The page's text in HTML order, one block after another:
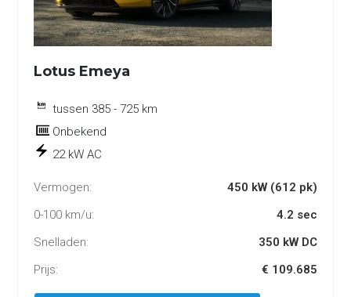
Lotus Emeya
tussen 385 - 725 km
Onbekend
22 kW AC
Vermogen:
450 kW (612 pk)
0-100 km/u:
4.2 sec
Snelladen:
350 kW DC
Prijs:
€ 109.685